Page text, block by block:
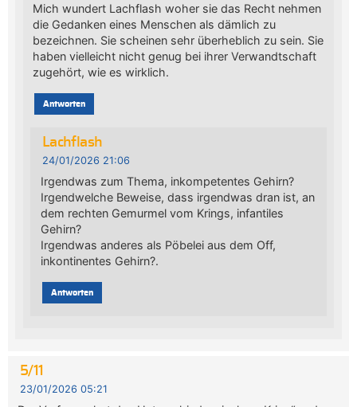
Mich wundert Lachflash woher sie das Recht nehmen
die Gedanken eines Menschen als dämlich zu
bezeichnen. Sie scheinen sehr überheblich zu sein. Sie
haben vielleicht nicht genug bei ihrer Verwandtschaft
zugehört, wie es wirklich.
Antworten
Lachflash
24/01/2026 21:06
Irgendwas zum Thema, inkompetentes Gehirn?
Irgendwelche Beweise, dass irgendwas dran ist, an
dem rechten Gemurmel vom Krings, infantiles
Gehirn?
Irgendwas anderes als Pöbelei aus dem Off,
inkontinentes Gehirn?.
Antworten
5/11
23/01/2026 05:21